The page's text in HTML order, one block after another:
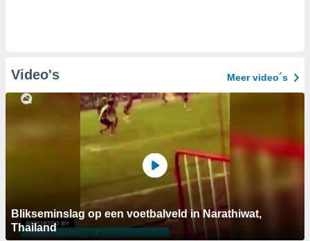
Video's Meer video´s
Blikseminslag op een voetbalveld in Narathiwat,
Thailand